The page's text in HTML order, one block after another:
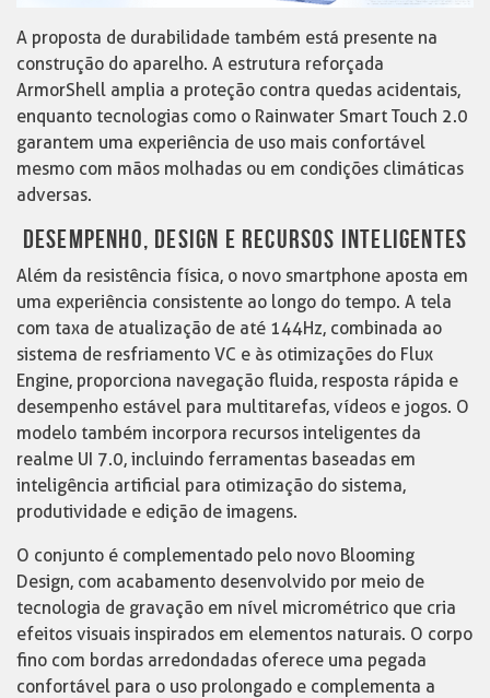
A proposta de durabilidade também está presente na
construção do aparelho. A estrutura reforçada
ArmorShell amplia a proteção contra quedas acidentais,
enquanto tecnologias como o Rainwater Smart Touch 2.0
garantem uma experiência de uso mais confortável
mesmo com mãos molhadas ou em condições climáticas
adversas.
DESEMPENHO, DESIGN E RECURSOS INTELIGENTES
Além da resistência física, o novo smartphone aposta em
uma experiência consistente ao longo do tempo. A tela
com taxa de atualização de até 144Hz, combinada ao
sistema de resfriamento VC e às otimizações do Flux
Engine, proporciona navegação fluida, resposta rápida e
desempenho estável para multitarefas, vídeos e jogos. O
modelo também incorpora recursos inteligentes da
realme UI 7.0, incluindo ferramentas baseadas em
inteligência artificial para otimização do sistema,
produtividade e edição de imagens.
O conjunto é complementado pelo novo Blooming
Design, com acabamento desenvolvido por meio de
tecnologia de gravação em nível micrométrico que cria
efeitos visuais inspirados em elementos naturais. O corpo
fino com bordas arredondadas oferece uma pegada
confortável para o uso prolongado e complementa a